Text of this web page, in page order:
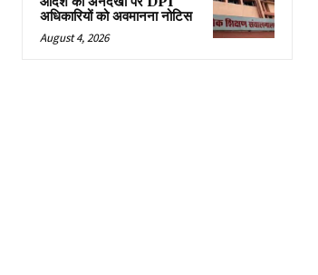
अधिकारियों को अवमानना नोटिस
August 4, 2026